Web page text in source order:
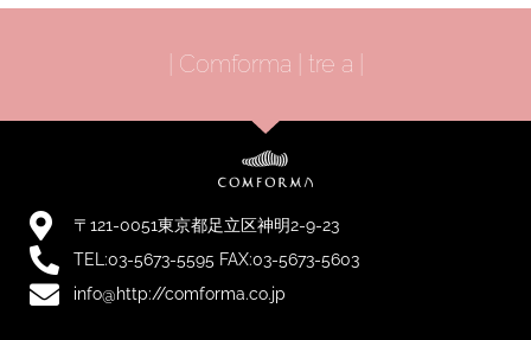
| Comforma | tre a |
〒121-0051東京都足立区神明2-9-23
TEL:03-5673-5595 FAX:03-5673-5603
info@http://comforma.co.jp